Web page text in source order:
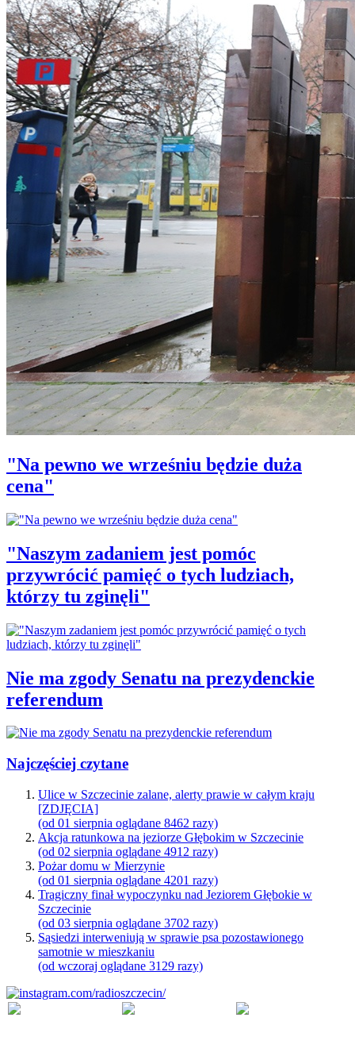
"Na pewno we wrześniu będzie duża
cena"
"Naszym zadaniem jest pomóc
przywrócić pamięć o tych ludziach,
którzy tu zginęli"
Nie ma zgody Senatu na prezydenckie
referendum
Najczęściej czytane
Ulice w Szczecinie zalane, alerty prawie w całym kraju
[ZDJĘCIA]
(od 01 sierpnia oglądane 8462 razy)
Akcja ratunkowa na jeziorze Głębokim w Szczecinie
(od 02 sierpnia oglądane 4912 razy)
Pożar domu w Mierzynie
(od 01 sierpnia oglądane 4201 razy)
Tragiczny finał wypoczynku nad Jeziorem Głębokie w
Szczecinie
(od 03 sierpnia oglądane 3702 razy)
Sąsiedzi interweniują w sprawie psa pozostawionego
samotnie w mieszkaniu
(od wczoraj oglądane 3129 razy)